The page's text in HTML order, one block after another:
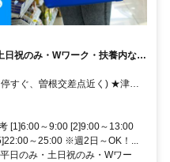
日祝のみ・Wワーク・扶養内など
なら希望シフトも相談しやすい
間を活用したい方も大歓迎です
すぐ、曽根交差点近く) ★津市
勤しやすい立地 ★その他のア
駅、東一身田駅
[1]6:00～9:00 [2]9:00～13:00
～25:00 ※週2日～OK！...
日のみ・土日祝のみ・Wワー